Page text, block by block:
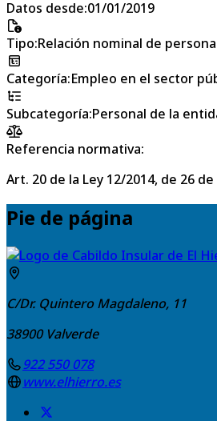
Datos desde:01/01/2019
Tipo:Relación nominal de
Categoría:Empleo en el sector
Subcategoría:Personal de la
Referencia normativa:
Art. 20 de la Ley 12/2014, de 26
Pie de página
C/Dr. Quintero Magdaleno, 11
38900 Valverde
922 550 078
www.elhierro.es